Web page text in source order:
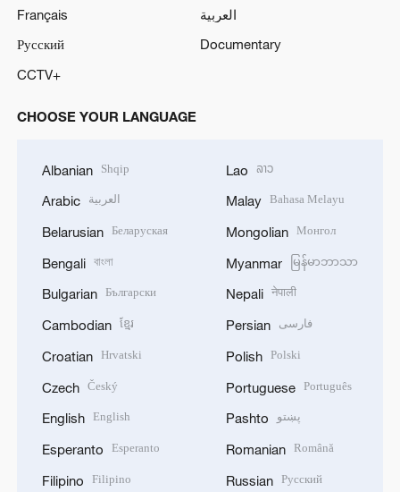
Français
العربية
Русский
Documentary
CCTV+
CHOOSE YOUR LANGUAGE
Albanian Shqip
Arabic العربية
Belarusian Беларуская
Bengali বাংলা
Bulgarian Български
Cambodian ខ្មែរ
Croatian Hrvatski
Czech Český
English English
Esperanto Esperanto
Filipino Filipino
Lao ລາວ
Malay Bahasa Melayu
Mongolian Монгол
Myanmar မြန်မာဘာသာ
Nepali नेपाली
Persian فارسی
Polish Polski
Portuguese Português
Pashto پښتو
Romanian Română
Russian Русский